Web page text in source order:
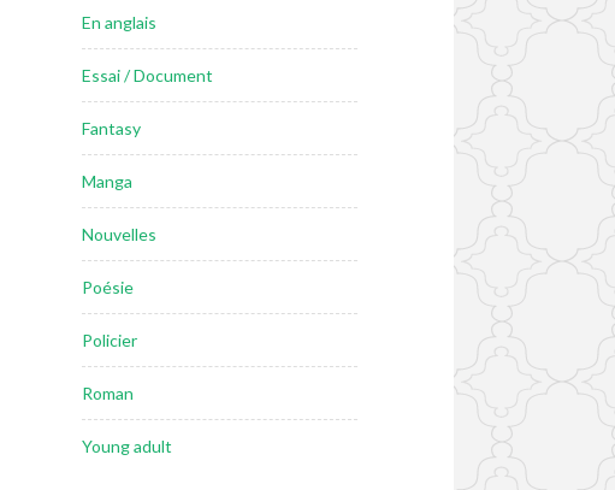
En anglais
Essai / Document
Fantasy
Manga
Nouvelles
Poésie
Policier
Roman
Young adult